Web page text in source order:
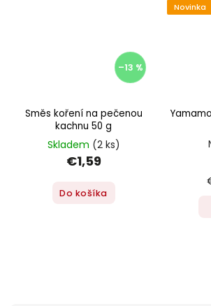
–13 %
Směs koření na pečenou
kachnu 50 g
Skladem (2 ks)
€1,59
Do košíka
Novinka